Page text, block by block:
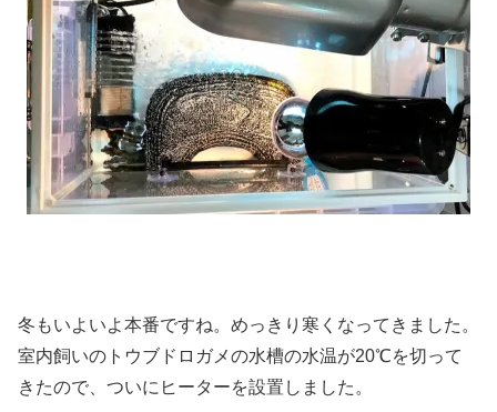
冬もいよいよ本番ですね。めっきり寒くなってきました。
室内飼いのトウブドロガメの水槽の水温が20℃を切って
きたので、ついにヒーターを設置しました。